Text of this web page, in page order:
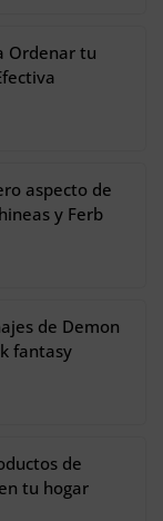
Ordenar tu
aspecto de
y Ferb
de Demon
fantasy
de
tu hogar